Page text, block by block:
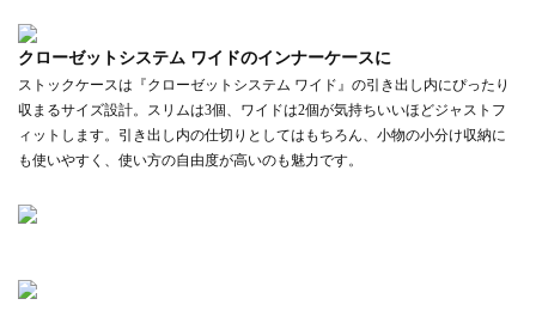
クローゼットシステム ワイドのインナーケースに
ストックケースは『クローゼットシステム ワイド』の引き出し内にぴったり
収まるサイズ設計。スリムは3個、ワイドは2個が気持ちいいほどジャストフ
ィットします。引き出し内の仕切りとしてはもちろん、小物の小分け収納に
も使いやすく、使い方の自由度が高いのも魅力です。